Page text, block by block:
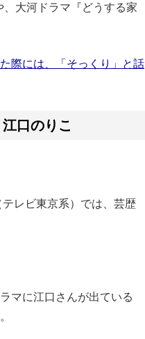
大河ドラマ『どうする家
際には、「そっくり」と話
口のりこ
レビ東京系）では、芸歴
マに江口さんが出ている